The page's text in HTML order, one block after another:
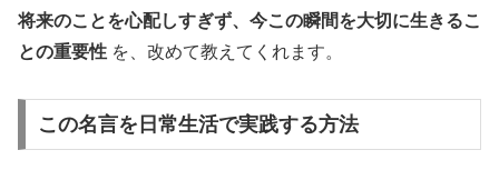
将来のことを心配しすぎず、今この瞬間を大切に生きるこ
との重要性 を、改めて教えてくれます。
この名言を日常生活で実践する方法